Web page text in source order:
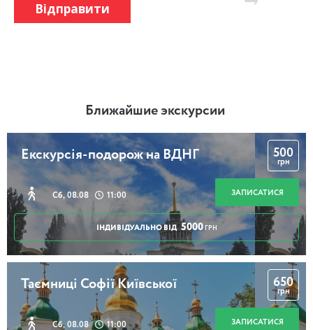
Відправити
Ближайшие экскурсии
Екскурсія-подорож на ВДНГ
Сб, 08.08 11:00
500
грн
ЗАПИСАТИСЯ
ІНДИВІДУАЛЬНО ВІД 5000 ГРН
Таємниці Софії Київської
Сб, 08.08 11:00
650
грн
ЗАПИСАТИСЯ